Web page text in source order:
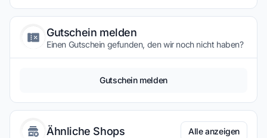
Gutschein melden
Einen Gutschein gefunden, den wir noch nicht haben?
Gutschein melden
Ähnliche Shops Alle anzeigen